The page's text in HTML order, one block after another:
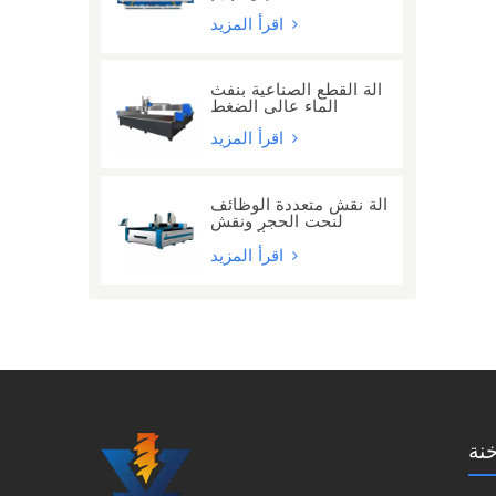
آلة القطع الصناعية بنفث
الماء عالي الضغط
آلة نقش متعددة الوظائف
لنحت الحجر ونقش
الحروف